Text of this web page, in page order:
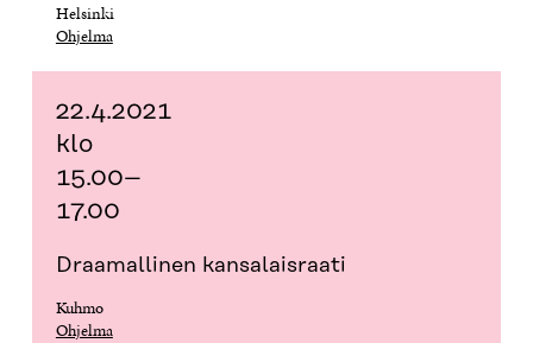
Helsinki
Ohjelma
22.4.2021
klo
15.00–
17.00
Draamallinen kansalaisraati
Kuhmo
Ohjelma